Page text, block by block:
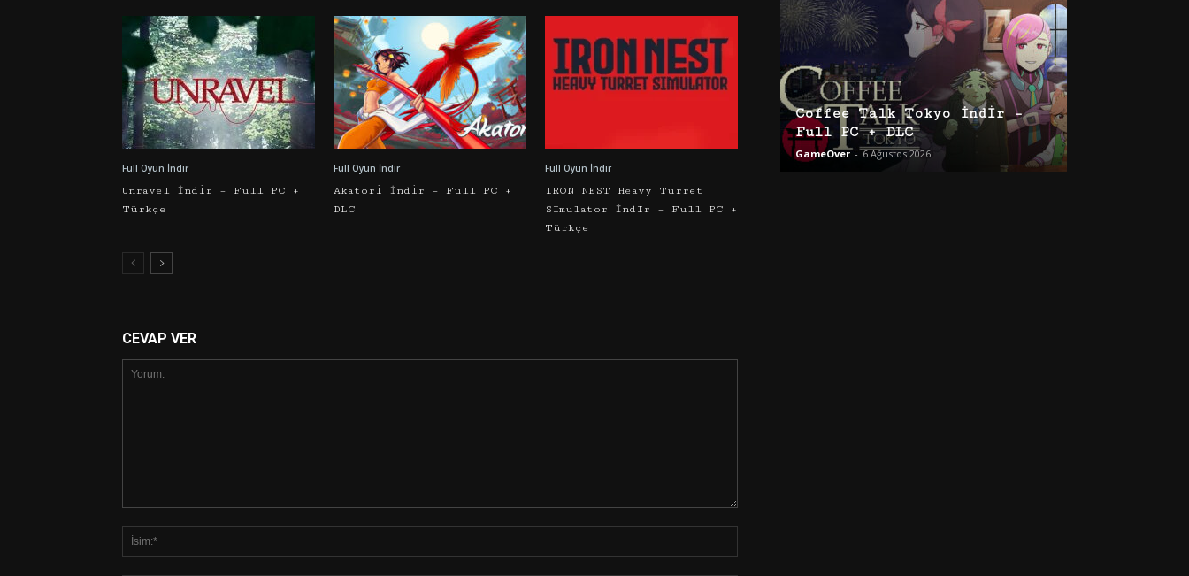
Full Oyun İndir
Unravel İndir – Full PC +
Türkçe
Full Oyun İndir
Akatori İndir – Full PC +
DLC
Full Oyun İndir
IRON NEST Heavy Turret
Simulator İndir – Full PC +
Türkçe
CEVAP VER
Coffee Talk Tokyo İndir –
Full PC + DLC
GameOver - 6 Ağustos 2026